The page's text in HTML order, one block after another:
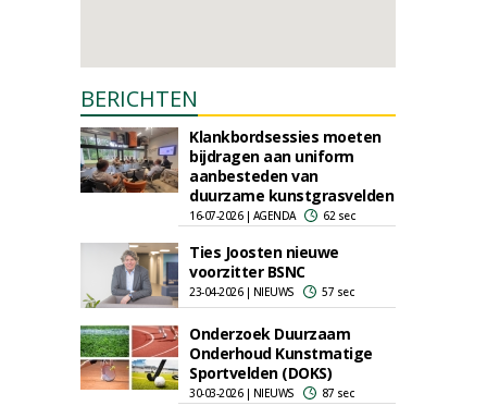
BERICHTEN
Klankbordsessies moeten
bijdragen aan uniform
aanbesteden van
duurzame kunstgrasvelden
16-07-2026 | AGENDA 62 sec
Ties Joosten nieuwe
voorzitter BSNC
23-04-2026 | NIEUWS 57 sec
Onderzoek Duurzaam
Onderhoud Kunstmatige
Sportvelden (DOKS)
30-03-2026 | NIEUWS 87 sec